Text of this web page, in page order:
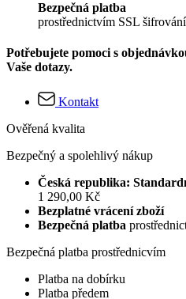
Bezpečná platba
prostřednictvím SSL šifrování
Potřebujete pomoci s
Vaše dotazy.
Kontakt
Ověřená kvalita
Bezpečný a spolehlivý nákup
Česká republika:
1 290,00 Kč
Bezplatné vrácení zboží
Bezpečná platba
Bezpečná platba prostřednicvím
Platba na dobírku
Platba předem